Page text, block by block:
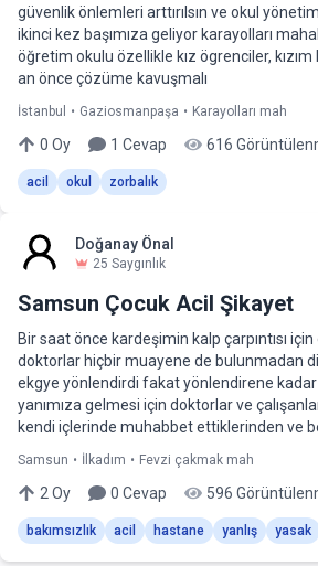
güvenlik önlemleri arttırılsın ve okul
ikinci kez başımıza geliyor karayolları
öğretim okulu özellikle kız ögrenciler,
an önce çözüme kavuşmalı
İstanbul • Gaziosmanpaşa • Karayolları mah
0 Oy 1 Cevap 616
acil okul zorbalık
Doğanay Önal
25 Saygınlık
Samsun Çocuk Acil Şikayet
Bir saat önce kardeşimin kalp çarpıntısı
doktorlar hiçbir muayene de bulunmadan
ekgye yönlendirdi fakat yönlendirene
yanımıza gelmesi için doktorlar ve
kendi içlerinde muhabbet ettiklerinden ve
Samsun • İlkadım • Fevzi çakmak mah
2 Oy 0 Cevap 596
bakımsızlık acil hastane yanlış yasak